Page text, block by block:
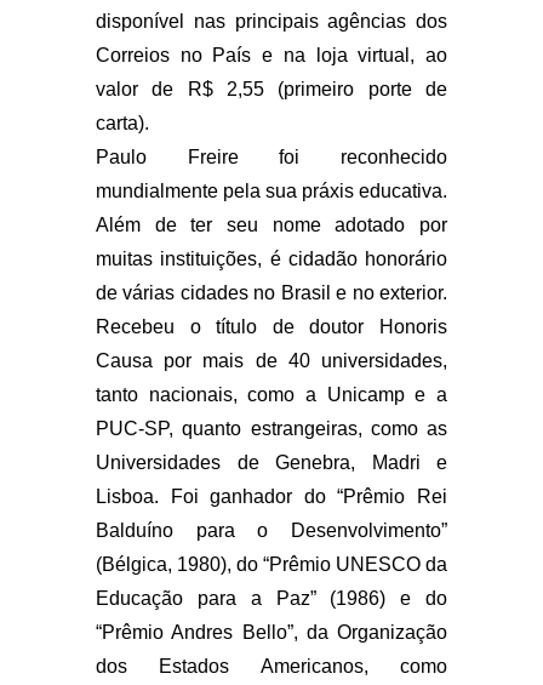
disponível nas principais agências dos
Correios no País e na loja virtual, ao
valor de R$ 2,55 (primeiro porte de
carta).
Paulo Freire foi reconhecido
mundialmente pela sua práxis educativa.
Além de ter seu nome adotado por
muitas instituições, é cidadão honorário
de várias cidades no Brasil e no exterior.
Recebeu o título de doutor Honoris
Causa por mais de 40 universidades,
tanto nacionais, como a Unicamp e a
PUC-SP, quanto estrangeiras, como as
Universidades de Genebra, Madri e
Lisboa. Foi ganhador do “Prêmio Rei
Balduíno para o Desenvolvimento”
(Bélgica, 1980), do “Prêmio UNESCO da
Educação para a Paz” (1986) e do
“Prêmio Andres Bello”, da Organização
dos Estados Americanos, como